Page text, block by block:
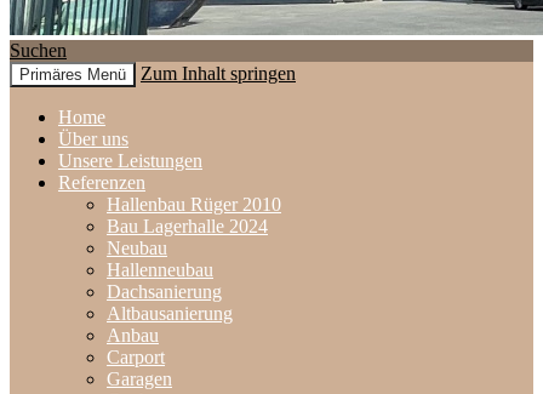
www.holzbau-rueger.de
Suchen
Primäres Menü Zum Inhalt springen
Home
Über uns
Unsere Leistungen
Referenzen
Hallenbau Rüger 2010
Bau Lagerhalle 2024
Neubau
Hallenneubau
Dachsanierung
Altbausanierung
Anbau
Carport
Garagen